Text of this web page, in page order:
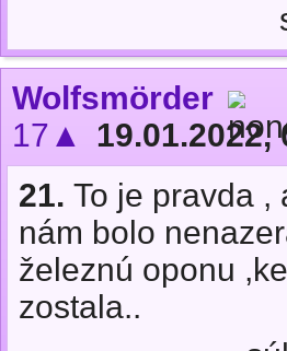
Wolfsmörder
17▲
19.01.2022,
21. To je pravda ,
nám bolo
železnú oponu
zostala..